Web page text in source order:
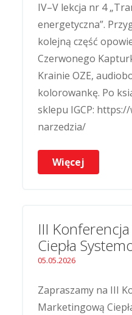
IV–V lekcja nr 4
energetyczna”.
kolejną część
Czerwonego
Krainie OZE,
kolorowankę. Po
sklepu IGCP:
narzedzia/
Więcej
III
Ciepła
05.05.2026
Zapraszamy na III
Marketingową